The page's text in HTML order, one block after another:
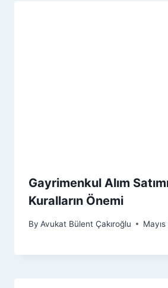
Gayrimenkul Alım
Kuralların Önemi
By Avukat Bülent Çakıroğlu